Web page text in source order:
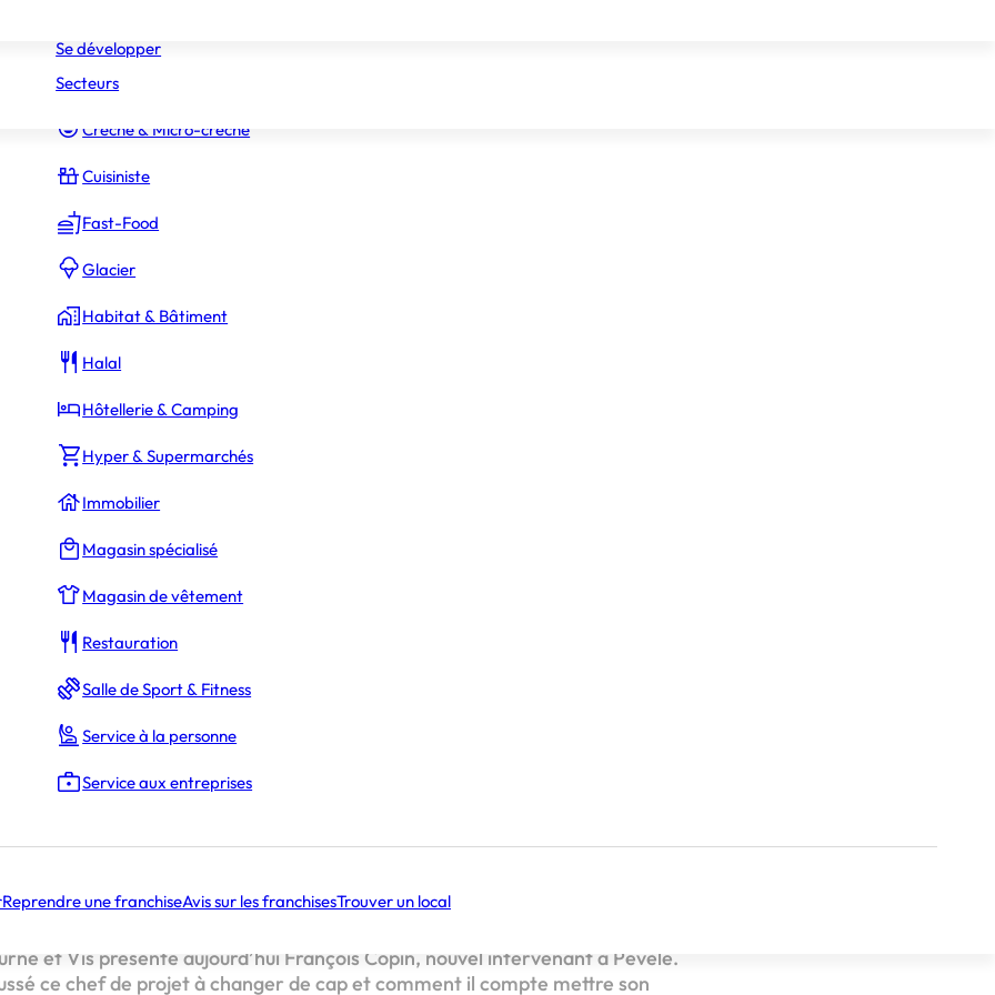
Constructeur Piscines & Spas
Crèche & Micro-crèche
Cuisiniste
Fast-Food
Glacier
Habitat & Bâtiment
Halal
Hôtellerie & Camping
Hyper & Supermarchés
Immobilier
Magasin spécialisé
Magasin de vêtement
Restauration
Salle de Sport & Fitness
Service à la personne
Service aux entreprises
Reprendre une franchiseAvis sur les franchisesTrouver un local
Se développer
Secteurs
Nurtoshov
a motivé à rejoindre le réseau Tourne & Vis ?
vous le soutien et l’accompagnement de Tourne & Vis ?
en devenant intervenant Tourne & Vis ?
vous à d’autres personnes qui envisagent de rejoindre le réseau ?
de La Minute Tourne et Vis, l’enseigne met en lumière les talents qui
et Vis présente aujourd’hui François Copin, nouvel intervenant à Pévèle.
ce chef de projet à changer de cap et comment il compte mettre son